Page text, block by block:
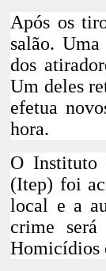
Após os
salão.
dos
Um deles
efetua
hora.
O Instituto
(Itep) foi
local e a
crime
Homicídios